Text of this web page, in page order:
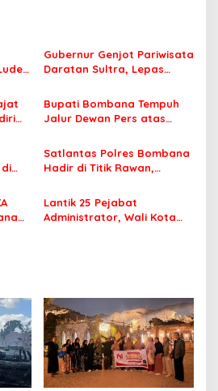
Gubernur Genjot Pariwisata
Daratan Sultra, Lepas
Tiga Kabupaten Unggulan
Bupati Bombana Tempuh
Jalur Dewan Pers atas
Korupsi Jembatan Cirauci II
Satlantas Polres Bombana
Hadir di Titik Rawan,
Sekolah dengan Aman
Lantik 25 Pejabat
Administrator, Wali Kota